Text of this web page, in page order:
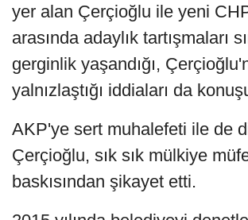
yer alan Çerçioğlu ile yeni
arasında adaylık tartışmaları
gerginlik yaşandığı,
yalnızlaştığı iddiaları da
AKP'ye sert muhalefeti ile de
Çerçioğlu, sık sık mülkiye
baskısından şikayet etti.